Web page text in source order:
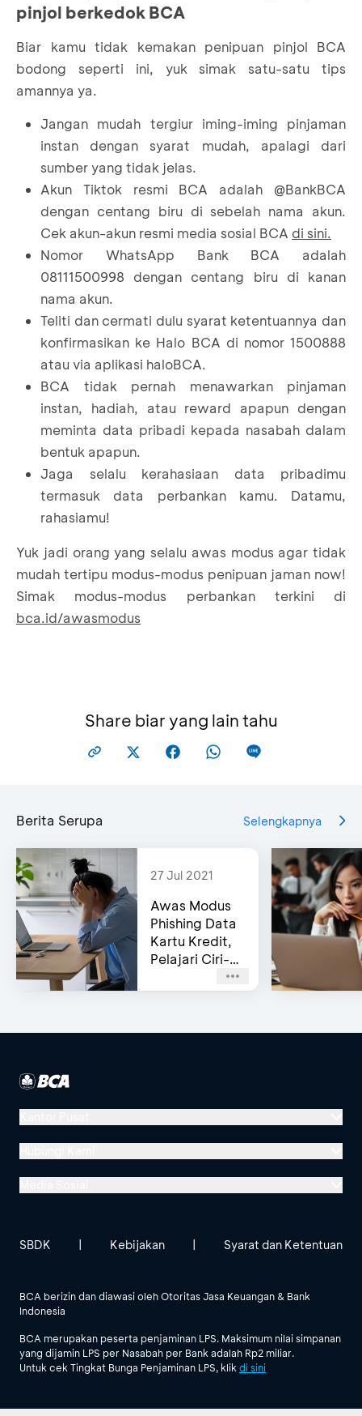
pinjol berkedok BCA
Biar kamu tidak kemakan penipuan pinjol BCA
bodong seperti ini, yuk simak satu-satu tips
amannya ya.
Jangan mudah tergiur iming-iming pinjaman
instan dengan syarat mudah, apalagi dari
sumber yang tidak jelas.
Akun Tiktok resmi BCA adalah @BankBCA
dengan centang biru di sebelah nama akun.
Cek akun-akun resmi media sosial BCA di sini.
Nomor WhatsApp Bank BCA adalah
08111500998 dengan centang biru di kanan
nama akun.
Teliti dan cermati dulu syarat ketentuannya dan
konfirmasikan ke Halo BCA di nomor 1500888
atau via aplikasi haloBCA.
BCA tidak pernah menawarkan pinjaman
instan, hadiah, atau reward apapun dengan
meminta data pribadi kepada nasabah dalam
bentuk apapun.
Jaga selalu kerahasiaan data pribadimu
termasuk data perbankan kamu. Datamu,
rahasiamu!
Yuk jadi orang yang selalu awas modus agar tidak
mudah tertipu modus-modus penipuan jaman now!
Simak modus-modus perbankan terkini di
bca.id/awasmodus
Share biar yang lain tahu
Berita Serupa Selengkapnya
27 Jul 2021
Awas Modus
Phishing Data
Kartu Kredit,
Pelajari Ciri-
Menara BCA, Grand Indonesia
Jl. MH Thamrin No. 1
Halo BCA 1500888
Lihat Semua Media Sosial
BCA berizin dan diawasi oleh Otoritas Jasa Keuangan & Bank
Indonesia
BCA merupakan peserta penjaminan LPS. Maksimum nilai simpanan
yang dijamin LPS per Nasabah per Bank adalah Rp2 miliar.
Untuk cek Tingkat Bunga Penjaminan LPS, klikdi sini
SBDK Kebijakan Syarat dan Ketentuan